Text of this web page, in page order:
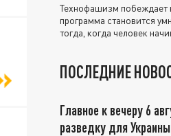
Технофашизм побеждает
программа становится
тогда, когда человек
ПОСЛЕДНИЕ
Главное к вечеру 6
разведку для